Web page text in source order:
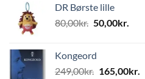
var:
80,00kr..
DR Børste lille
80,00kr. Den
var:
80,00kr..
50,00kr.
Kongeord
249,00kr. Den
165,00kr.